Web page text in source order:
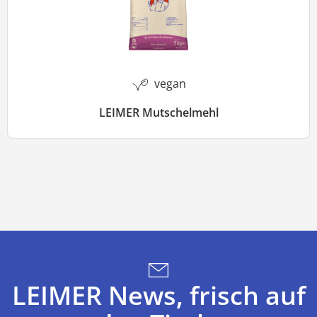
vegan
LEIMER Mutschelmehl
LEIMER News, frisch auf